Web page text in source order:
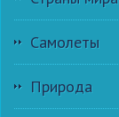
Самолеты
Природа